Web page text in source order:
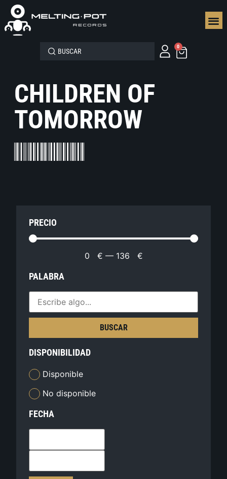
0
CHILDREN OF
TOMORROW
PRECIO
0 € — 136 €
PALABRA
BUSCAR
DISPONIBILIDAD
Disponible
No disponible
FECHA